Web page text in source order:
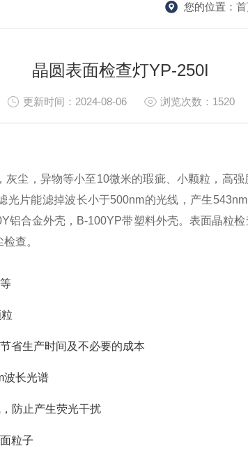
您的位置：
晶圆表面检查灯YP-250I
更新时间：2024-08-06 浏览次数：1520
尘，异物等小至10微米的瑕疵、小颗粒，高
光片能滤掉波长小于500nm的光线，产生
铝合金外壳，B-100YP带塑料外壳。表面晶粒
查。
省生产时间及不必要的成本
波长光谱
防止产生荧光干扰
粒子